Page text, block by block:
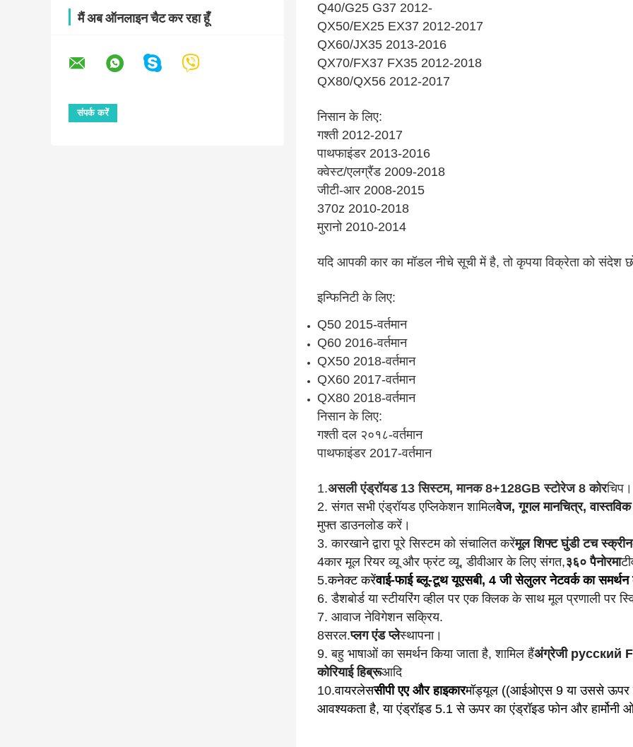
मैं अब ऑनलाइन चैट कर रहा हूँ
Q40/G25 G37 2012-
QX50/EX25 EX37 2012-2017
QX60/JX35 2013-2016
QX70/FX37 FX35 2012-2018
QX80/QX56 2012-2017
निसान के लिए:
गश्ती 2012-2017
पाथफाइंडर 2013-2016
क्वेस्ट/एलग्रैंड 2009-2018
जीटी-आर 2008-2015
370z 2010-2018
मुरानो 2010-2014
यदि आपकी कार का मॉडल नीचे सूची में है, तो कृपया विक्रेता को संदेश
इन्फिनिटी के लिए:
Q50 2015-वर्तमान
Q60 2016-वर्तमान
QX50 2018-वर्तमान
QX60 2017-वर्तमान
QX80 2018-वर्तमान
निसान के लिए:
गश्ती दल २०१८-वर्तमान
पाथफाइंडर 2017-वर्तमान
1.असली एंड्रॉयड 13 सिस्टम, मानक 8+128GB स्टोरेज 8 कोरचिप।
2. संगत सभी एंड्रॉयड एप्लिकेशन शामिलवेज, गूगल मानचित्र,
मुफ्त डाउनलोड करें।
3. कारखाने द्वारा पूरे सिस्टम को संचालित करेंमूल शिफ्ट घुंडी टच स्क्रीन
4कार मूल रियर व्यू और फ्रंट व्यू, डीवीआर के लिए संगत,३६० पैनोरमा
5.कनेक्ट करेंवाई-फाई ब्लू-टूथ यूएसबी, 4 जी सेलुलर नेटवर्क का
6. डैशबोर्ड या स्टीयरिंग व्हील पर एक क्लिक के साथ मूल प्रणाली पर
7. आवाज नेविगेशन सक्रिय.
8सरल.प्लग एंड प्लेस्थापना।
9. बहु भाषाओं का समर्थन किया जाता है, शामिल हैंअंग्रेजी русский
कोरियाई हिब्रूआदि
10.वायरलेससीपी एए और हाइकारमॉड्यूल ((आईओएस 9 या उससे ऊपर
आवश्यकता है, या एंड्रॉइड 5.1 से ऊपर का एंड्रॉइड फोन और हार्मोनी